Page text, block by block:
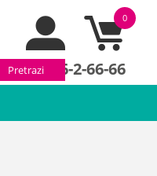
0
066/66-2-66-66